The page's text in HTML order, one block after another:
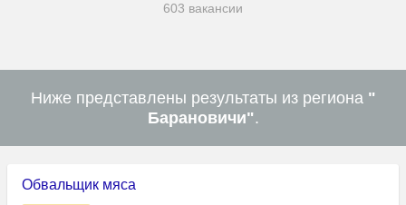
603 вакансии
Ниже представлены результаты из региона "
Барановичи".
Обвальщик мяса